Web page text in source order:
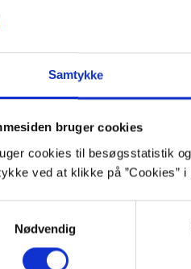
Samtykke
bruger cookies
cookies til besøgsstatistik
ved at klikke på ”Cookies”
Nødvendig
fremstod som otte
"Dekameron".
rammen forandret i forhold
Der har således ikke
den nære, i familien Fants
fordi hans hustru er blevet
både skyldes, at hun
at samle hustruens
der tager sig lige så
Fant virker da også som